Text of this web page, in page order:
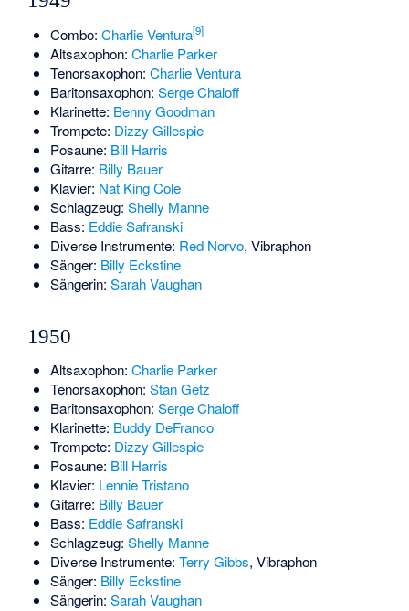
Combo: Charlie Ventura[9]
Altsaxophon: Charlie Parker
Tenorsaxophon: Charlie Ventura
Baritonsaxophon: Serge Chaloff
Klarinette: Benny Goodman
Trompete: Dizzy Gillespie
Posaune: Bill Harris
Gitarre: Billy Bauer
Klavier: Nat King Cole
Schlagzeug: Shelly Manne
Bass: Eddie Safranski
Diverse Instrumente: Red Norvo, Vibraphon
Sänger: Billy Eckstine
Sängerin: Sarah Vaughan
1950
Altsaxophon: Charlie Parker
Tenorsaxophon: Stan Getz
Baritonsaxophon: Serge Chaloff
Klarinette: Buddy DeFranco
Trompete: Dizzy Gillespie
Posaune: Bill Harris
Klavier: Lennie Tristano
Gitarre: Billy Bauer
Bass: Eddie Safranski
Schlagzeug: Shelly Manne
Diverse Instrumente: Terry Gibbs, Vibraphon
Sänger: Billy Eckstine
Sängerin: Sarah Vaughan